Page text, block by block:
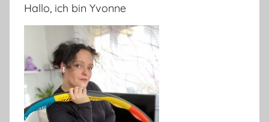
Hallo, ich bin Yvonne